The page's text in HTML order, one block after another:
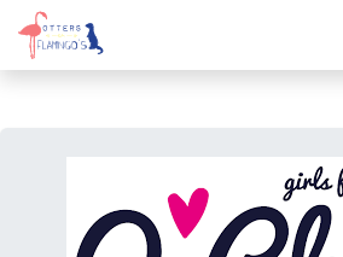
Overslaan naar inhoud